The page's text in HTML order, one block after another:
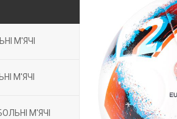
М'ЯЧІ
М'ЯЧІ
М'ЯЧІ